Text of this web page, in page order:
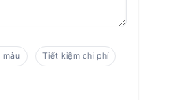
màu Tiết kiệm chi phí